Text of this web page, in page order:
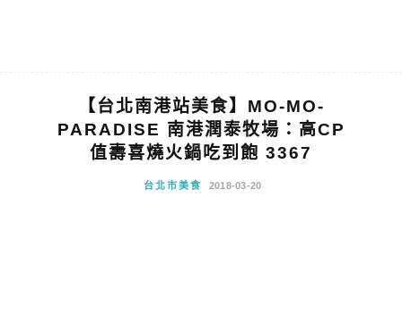
【台北南港站美食】MO-MO-
PARADISE 南港潤泰牧場：高CP
值壽喜燒火鍋吃到飽 3367
台北市美食 2018-03-20